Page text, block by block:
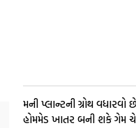
મની પ્લાન્ટની ગ્રોથ
હોમમેડ ખાતર બની શકે ગેમ